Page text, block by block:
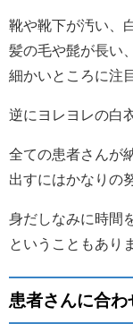
靴や靴下が汚い、
髪の毛や髭が長い
細かいところに注
逆にヨレヨレの白
全ての患者さんが
出すにはかなりの
身だしなみに時間
ということもあり
患者さんに合わ